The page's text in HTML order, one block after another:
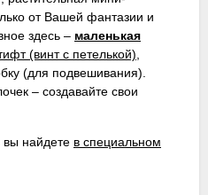
от Вашей фантазии и
здесь – маленькая
(винт с петелькой),
(для подвешивания).
– создавайте свои
найдете в специальном